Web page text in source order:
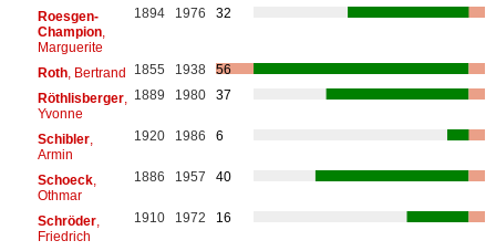
Roesgen-
Champion,
Marguerite
1894 1976 32
Roth, Bertrand 1855 1938
56
Röthlisberger,
Yvonne
1889 1980 37
Schibler,
Armin
1920 1986 6
Schoeck,
Othmar
1886 1957 40
Schröder,
Friedrich
1910 1972 16